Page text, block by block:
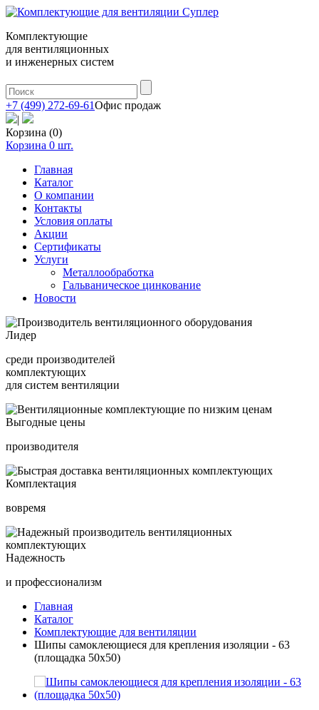
Комплектующие
для вентиляционных
и инженерных систем
+7 (499) 272-69-61Офис продаж
|
Корзина (0)
Корзина 0 шт.
Главная
Каталог
О компании
Контакты
Условия оплаты
Акции
Сертификаты
Услуги
Металлообработка
Гальваническое цинкование
Новости
Лидер
среди производителей
комплектующих
для систем вентиляции
Выгодные цены
производителя
Комплектация
вовремя
Надежность
и профессионализм
Главная
Каталог
Комплектующие для вентиляции
Шипы самоклеющиеся для крепления изоляции - 63
(площадка 50х50)